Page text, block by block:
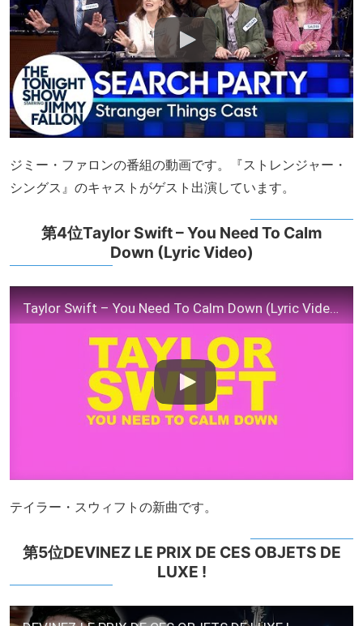
ジミー・ファロンの番組の動画です。『ストレンジャー・
シングス』のキャストがゲスト出演しています。
第4位Taylor Swift – You Need To Calm
Down (Lyric Video)
Taylor Swift – You Need To Calm Down (Lyric Video)
テイラー・スウィフトの新曲です。
第5位DEVINEZ LE PRIX DE CES OBJETS DE
LUXE !